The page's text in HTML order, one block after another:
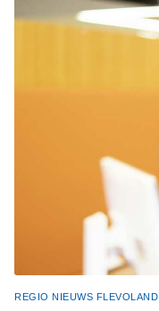
REGIO NIEUWS FLEVOLAND